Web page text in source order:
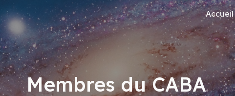
Skip to main content Skip to navigation
Accueil
Membres du CABA